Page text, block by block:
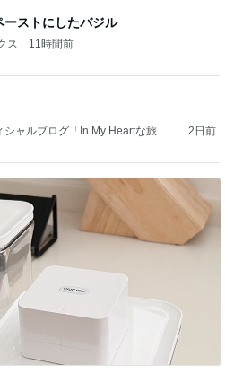
ーストにしたバジル
ス 11時間前
ャルブログ「In My Heartな旅日
2日前